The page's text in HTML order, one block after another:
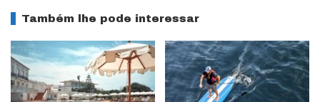
Também lhe pode interessar